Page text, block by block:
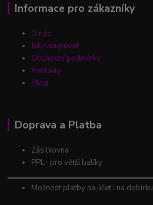
Informace pro zákazníky
O nás
Jak nakupovat
Obchodní podmínky
Kontakty
Blog
Doprava a Platba
Zásilkovna
PPL- pro větší balíky
Možnost platby na účet i na dobírku